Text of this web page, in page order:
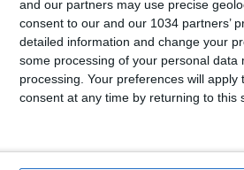
and our partners may use precise
consent to our and our 1034 partners’
detailed information and change your
some processing of your personal
processing. Your preferences will
consent at any time by returning to this